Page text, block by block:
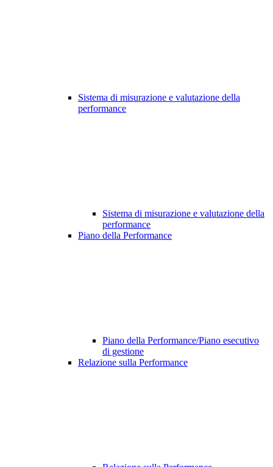
Sistema di misurazione e valutazione della
performance
Sistema di misurazione e valutazione della
performance
Piano della Performance
Piano della Performance/Piano esecutivo
di gestione
Relazione sulla Performance